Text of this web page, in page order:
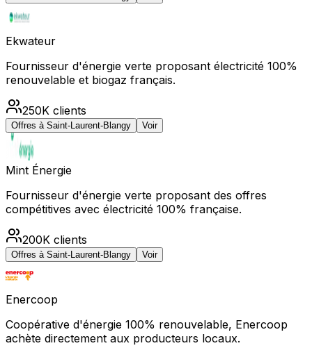
Ekwateur
Fournisseur d'énergie verte proposant électricité 100%
renouvelable et biogaz français.
250K clients
Offres à Saint-Laurent-Blangy Voir
Mint Énergie
Fournisseur d'énergie verte proposant des offres
compétitives avec électricité 100% française.
200K clients
Offres à Saint-Laurent-Blangy Voir
Enercoop
Coopérative d'énergie 100% renouvelable, Enercoop
achète directement aux producteurs locaux.